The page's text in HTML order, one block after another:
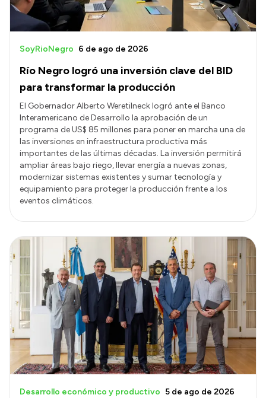
Río Negro logró una inversión clave del BID
para transformar la producción
SoyRioNegro 6 de ago de 2026
El Gobernador Alberto Weretilneck logró ante el Banco
Interamericano de Desarrollo la aprobación de un
programa de US$ 85 millones para poner en marcha una de
las inversiones en infraestructura productiva más
importantes de las últimas décadas. La inversión permitirá
ampliar áreas bajo riego, llevar energía a nuevas zonas,
modernizar sistemas existentes y sumar tecnología y
equipamiento para proteger la producción frente a los
eventos climáticos.
Desarrollo económico y productivo 5 de ago de 2026